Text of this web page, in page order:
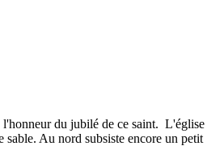
l'honneur du jubilé de ce saint. L'église
sable. Au nord subsiste encore un petit